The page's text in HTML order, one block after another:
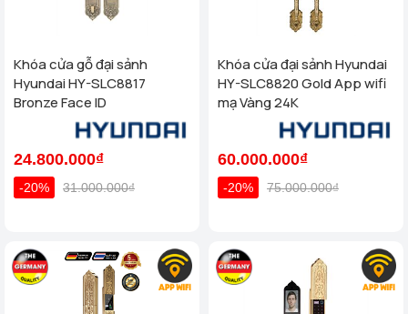
Khóa cửa gỗ đại sảnh
Hyundai HY-SLC8817
Bronze Face ID
24.800.000₫
-20% 31.000.000₫
Khóa cửa đại sảnh Hyundai
HY-SLC8820 Gold App wifi
mạ Vàng 24K
60.000.000₫
-20% 75.000.000₫